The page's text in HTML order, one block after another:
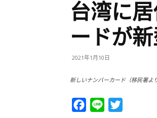
台湾に
ードが
2021年1月10日
新しいナンバーカード（移民署よ
Facebook
Line